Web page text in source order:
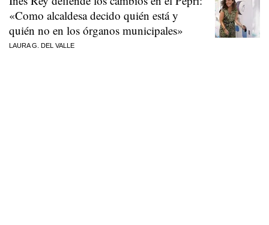
«Como alcaldesa decido quién está y
quién no en los órganos municipales»
LAURA G. DEL VALLE